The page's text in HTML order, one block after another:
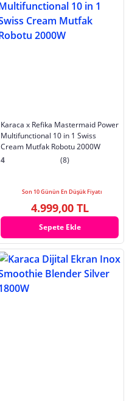
Karaca x Refika Mastermaid Power
Multifunctional 10 in 1 Swiss
Cream Mutfak Robotu 2000W
4
(8)
Son 10 Günün En Düşük Fiyatı
4.999,00 TL
Sepete Ekle